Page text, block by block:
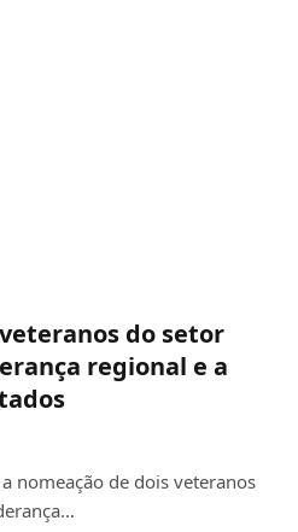
do setor
regional e a
nomeação de dois veteranos